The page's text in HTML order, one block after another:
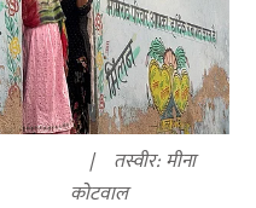
तस्वीर: मीना
कोटवाल